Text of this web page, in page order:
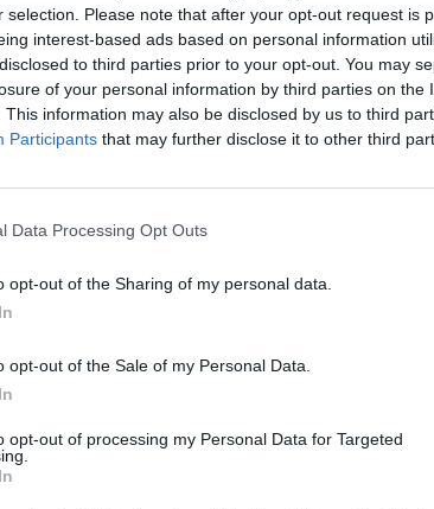
selection. Please note that after your opt-out request is
interest-based ads based on personal information
to third parties prior to your opt-out. You may
of your personal information by third parties on the
This information may also be disclosed by us to third
Participants that may further disclose it to other third
Data Processing Opt Outs
opt-out of the Sharing of my personal data.
opt-out of the Sale of my Personal Data.
opt-out of processing my Personal Data for Targeted
για τη ζωή
Μαραγκοζάκη
από τη διαδρομή
Παλαιστινιακό
από το κεντρικό
Μυτιλήνη